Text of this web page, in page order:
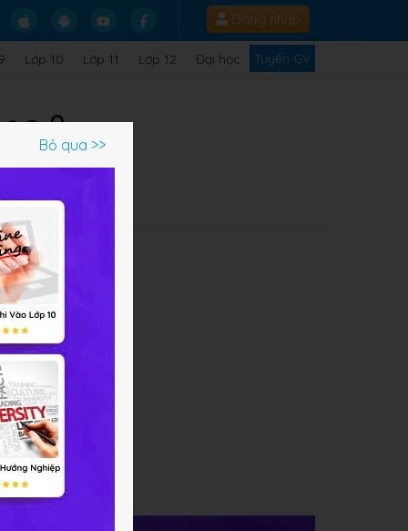
Đăng nhập
Lớp 10 Lớp 11 Lớp 12 Đại học Tuyển GV
8
Bỏ qua >>